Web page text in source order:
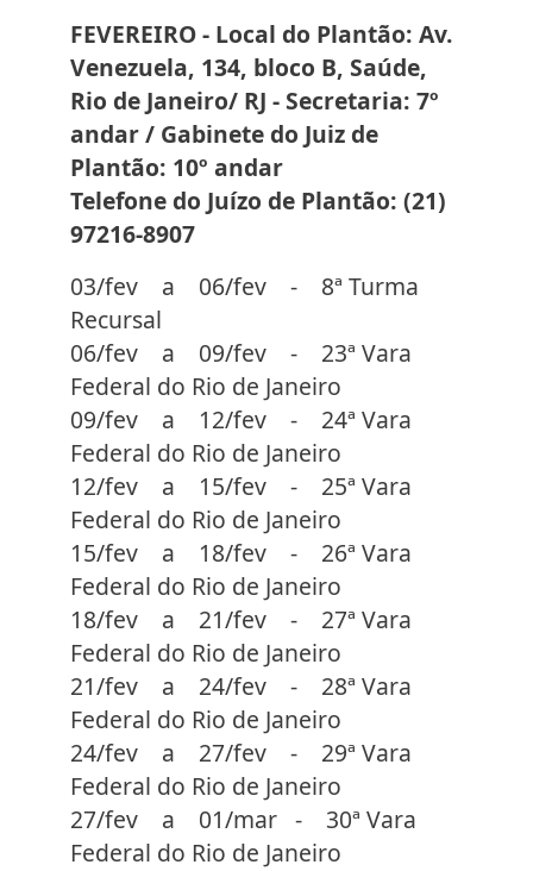
FEVEREIRO - Local do Plantão: Av.
Venezuela, 134, bloco B, Saúde,
Rio de Janeiro/ RJ - Secretaria: 7º
andar / Gabinete do Juiz de
Plantão: 10º andar
Telefone do Juízo de Plantão: (21)
97216-8907
03/fev a 06/fev - 8ª Turma
Recursal
06/fev a 09/fev - 23ª Vara
Federal do Rio de Janeiro
09/fev a 12/fev - 24ª Vara
Federal do Rio de Janeiro
12/fev a 15/fev - 25ª Vara
Federal do Rio de Janeiro
15/fev a 18/fev - 26ª Vara
Federal do Rio de Janeiro
18/fev a 21/fev - 27ª Vara
Federal do Rio de Janeiro
21/fev a 24/fev - 28ª Vara
Federal do Rio de Janeiro
24/fev a 27/fev - 29ª Vara
Federal do Rio de Janeiro
27/fev a 01/mar - 30ª Vara
Federal do Rio de Janeiro